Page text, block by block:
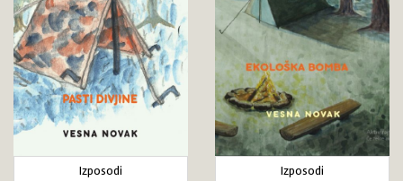
Izposodi
Izposodi